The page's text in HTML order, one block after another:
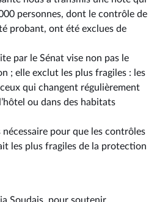
personnes, dont le contrôle de
probant, ont été exclues de
par le Sénat vise non pas le
; elle exclut les plus fragiles : les
qui changent régulièrement
ou dans des habitats
nécessaire pour que les contrôles
les plus fragiles de la protection